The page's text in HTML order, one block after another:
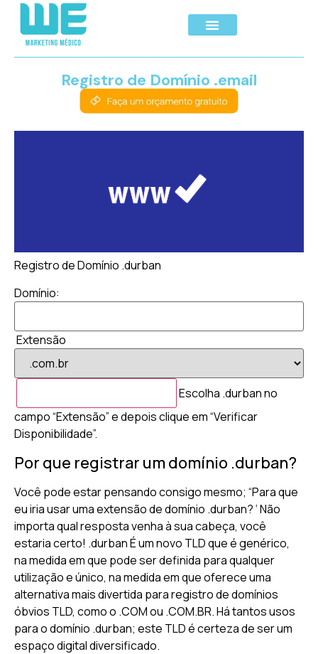
Registro de Domínio .email
Registro de Domínio .durban
Domínio:
Extensão
Escolha .durban no
campo “Extensão” e depois clique em “Verificar
Disponibilidade”.
Por que registrar um domínio .durban?
Você pode estar pensando consigo mesmo; “Para que
eu iria usar uma extensão de domínio .durban? ‘ Não
importa qual resposta venha à sua cabeça, você
estaria certo! .durban É um novo TLD que é genérico,
na medida em que pode ser definida para qualquer
utilização e único, na medida em que oferece uma
alternativa mais divertida para registro de domínios
óbvios TLD, como o .COM ou .COM.BR. Há tantos usos
para o domínio .durban; este TLD é certeza de ser um
espaço digital diversificado.